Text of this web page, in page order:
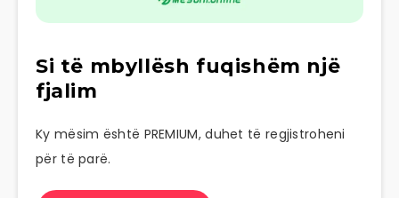
Si të mbyllësh fuqishëm një
fjalim
Ky mësim është PREMIUM, duhet të regjistroheni
për të parë.